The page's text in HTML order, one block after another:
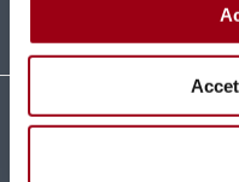
Università
Centro di Ateneo